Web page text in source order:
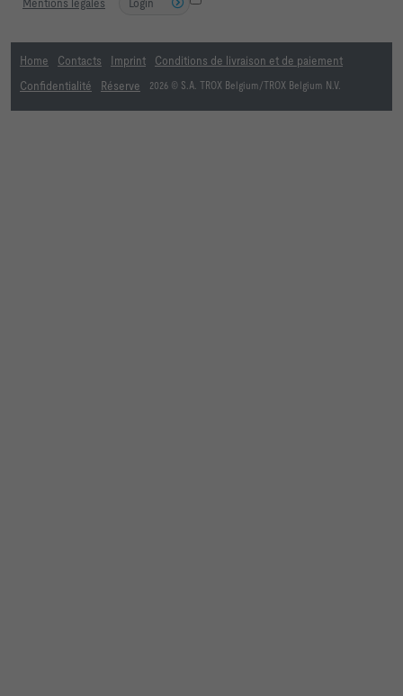
Home Contacts Imprint
Conditions de livraison et de paiement
Confidentialité
Réserve 2026 © S.A. TROX Belgium/TROX Belgium N.V.